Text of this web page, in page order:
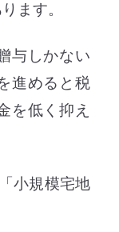
ます。
与しかない
進めると税
を低く抑え
小規模宅地